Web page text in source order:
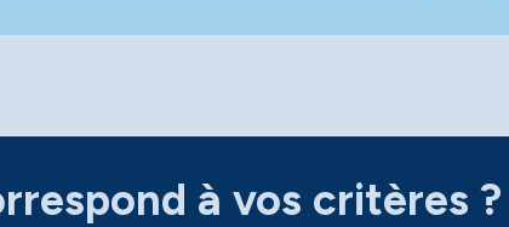
à vos critères ?